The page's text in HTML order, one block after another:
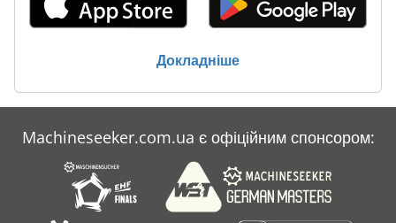
Докладніше
Machineseeker.com.ua є офіційним спонсором: